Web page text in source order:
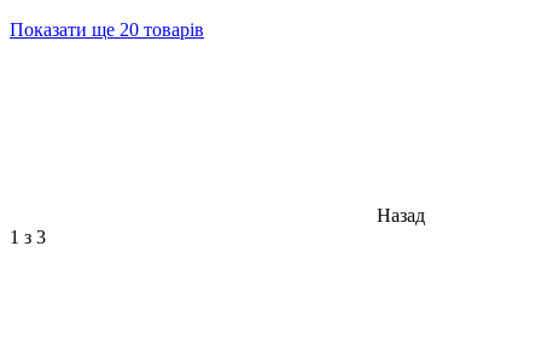
Показати ще 20 товарів
Назад
1 з 3